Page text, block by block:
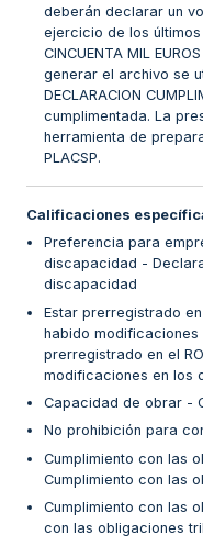
deberán declarar un
ejercicio de los
CINCUENTA MIL
generar el archivo se
DECLARACION
cumplimentada. La
herramienta de
PLACSP.
Calificaciones
Preferencia para
discapacidad -
discapacidad
Estar prerregistrado
habido
prerregistrado en el
modificaciones en los
Capacidad de obrar -
No prohibición para
Cumplimiento con las
Cumplimiento con las
Cumplimiento con las
con las obligaciones